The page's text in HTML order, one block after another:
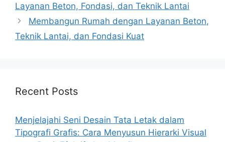
Layanan Beton, Fondasi, dan Teknik Lantai
Membangun Rumah dengan Layanan Beton,
Teknik Lantai, dan Fondasi Kuat
Recent Posts
Menjelajahi Seni Desain Tata Letak dalam
Tipografi Grafis: Cara Menyusun Hierarki Visual